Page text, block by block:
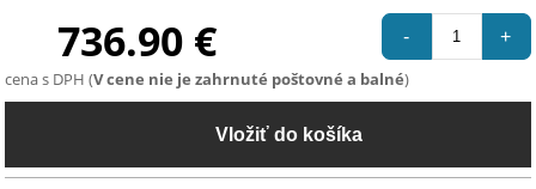
736.90 € +
-
cena s DPH (V cene nie je zahrnuté poštovné a balné)